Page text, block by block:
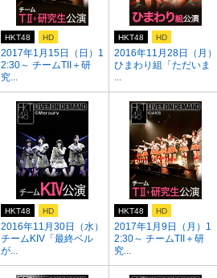
2017年1月15日（日）1
2:30～ チームTII＋研
究...
HKT48 HD
2016年11月28日（月）
ひまわり組「ただいま
...
HKT48 HD
2016年11月30日（水）
チームKIV「最終ベル
が...
HKT48 HD
2017年1月9日（月）1
2:30～ チームTII＋研
究...
HKT48 HD